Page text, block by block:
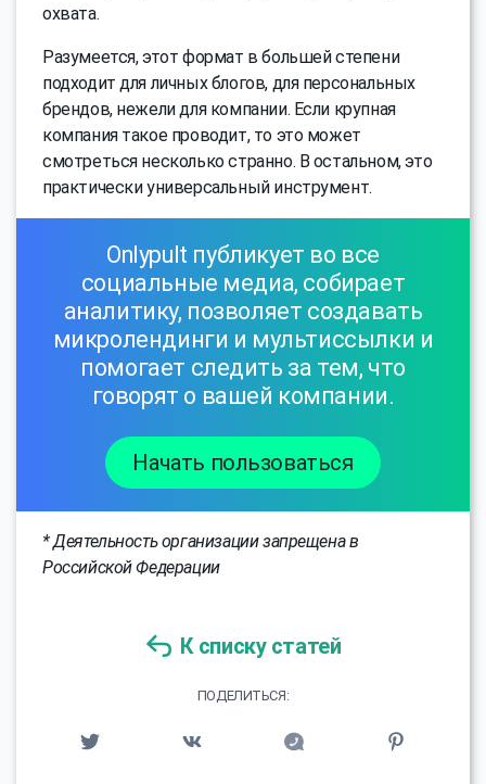
охвата.
Разумеется, этот формат в большей степени
подходит для личных блогов, для персональных
брендов, нежели для компании. Если крупная
компания такое проводит, то это может
смотреться несколько странно. В остальном, это
практически универсальный инструмент.
Onlypult публикует во все
социальные медиа, собирает
аналитику, позволяет создавать
микролендинги и мультиссылки и
помогает следить за тем, что
говорят о вашей компании.
Начать пользоваться
* Деятельность организации запрещена в
Российской Федерации
К списку статей
ПОДЕЛИТЬСЯ: